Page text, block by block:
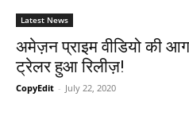
Latest News
अमेज़न प्राइम वीडियो की
ट्रेलर हुआ रिलीज़!
CopyEdit - July 22, 2020